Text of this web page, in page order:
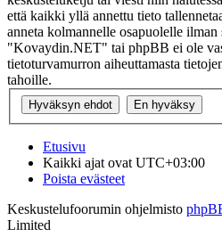
että kaikki yllä annettu tieto
anneta kolmannelle osapuolelle ilman
"Kovaydin.NET" tai phpBB ei ole
tietoturvamurron aiheuttamasta
tahoille.
Etusivu
Kaikki ajat ovat UTC+03:00
Poista evästeet
Keskustelufoorumin ohjelmisto
Limited